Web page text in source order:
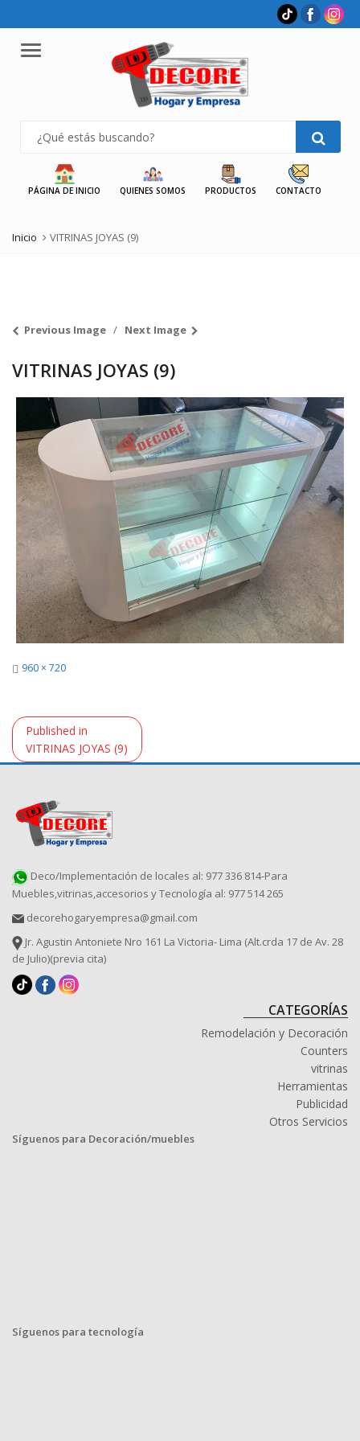
Menu
PÁGINA DE INICIO QUIENES SOMOS PRODUCTOS CONTACTO
Inicio VITRINAS JOYAS (9)
Previous Image Next Image
VITRINAS JOYAS (9)
Full
960 × 720
Navegación
de
entradas
Published in
VITRINAS JOYAS (9)
Deco/Implementación de locales al: 977 336 814-Para
Muebles,vitrinas,accesorios y Tecnología al: 977 514 265
decorehogaryempresa@gmail.com
Jr. Agustin Antoniete Nro 161 La Victoria- Lima (Alt.crda 17 de Av. 28
de Julio)(previa cita)
CATEGORÍAS
Remodelación y Decoración
Counters
vitrinas
Herramientas
Publicidad
Otros Servicios
Síguenos para Decoración/muebles
Síguenos para tecnología